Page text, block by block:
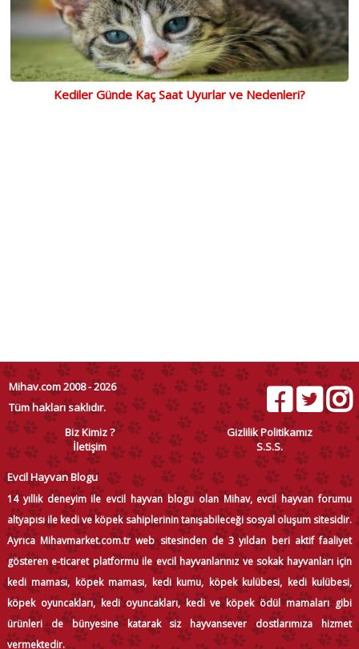
Kediler Günde Kaç Saat Uyurlar ve Nedenleri?
Mihav.com 2008 - 2026
Tüm hakları saklıdır.
Biz Kimiz ?
Gizlilik Politikamız
İletişim
S.S.S.
Evcil Hayvan Blogu
14 yıllık deneyim ile evcil hayvan blogu olan Mihav, evcil hayvan forumu
altyapısı ile kedi ve köpek sahiplerinin tanışabileceği sosyal oluşum sitesidir.
Ayrıca Mihavmarket.com.tr web sitesinden de 3 yıldan beri aktif faaliyet
gösteren e-ticaret platformu ile evcil hayvanlarınız ve sokak hayvanları için
kedi maması, köpek maması, kedi kumu, köpek kulübesi, kedi kulübesi,
köpek oyuncakları, kedi oyuncakları, kedi ve köpek ödül mamaları gibi
ürünleri de bünyesine katarak siz hayvansever dostlarımıza hizmet
vermektedir.